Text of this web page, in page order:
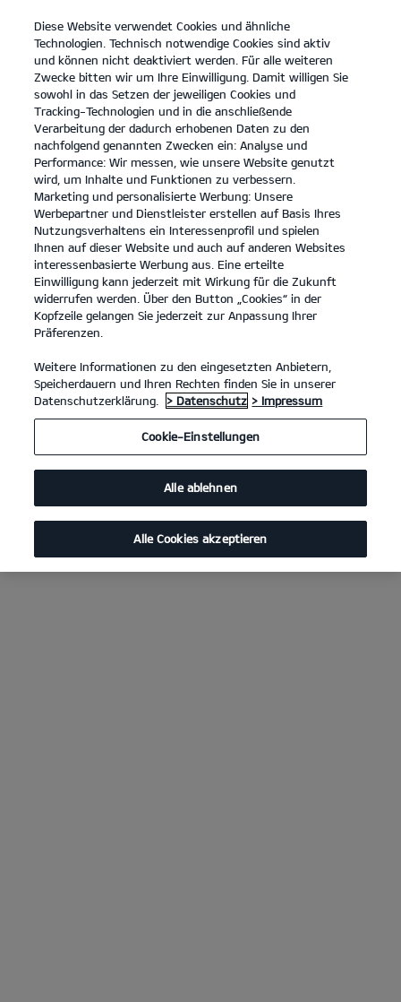
open
menu
KONTAKT
Der neue Kia XCeed
... ... DER NEUE KIA XCEED
Diese Website verwendet Cookies und ähnliche
Technologien. Technisch notwendige Cookies sind aktiv
und können nicht deaktiviert werden. Für alle weiteren
Zwecke bitten wir um Ihre Einwilligung. Damit willigen Sie
sowohl in das Setzen der jeweiligen Cookies und
Tracking-Technologien und in die anschließende
Verarbeitung der dadurch erhobenen Daten zu den
nachfolgend genannten Zwecken ein: Analyse und
Performance: Wir messen, wie unsere Website genutzt
wird, um Inhalte und Funktionen zu verbessern.
Marketing und personalisierte Werbung: Unsere
Werbepartner und Dienstleister erstellen auf Basis Ihres
Nutzungsverhaltens ein Interessenprofil und spielen
Ihnen auf dieser Website und auch auf anderen Websites
interessenbasierte Werbung aus. Eine erteilte
Einwilligung kann jederzeit mit Wirkung für die Zukunft
widerrufen werden. Über den Button „Cookies“ in der
Kopfzeile gelangen Sie jederzeit zur Anpassung Ihrer
Präferenzen.
Weitere Informationen zu den eingesetzten Anbietern,
Speicherdauern und Ihren Rechten finden Sie in unserer
Datenschutzerklärung.
> Datenschutz > Impressum
Cookie-Einstellungen
Alle ablehnen
Alle Cookies akzeptieren